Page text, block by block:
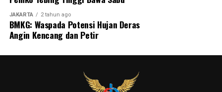
JAKARTA 2 tahun ago
BMKG: Waspada Potensi Hujan Deras
Angin Kencang dan Petir